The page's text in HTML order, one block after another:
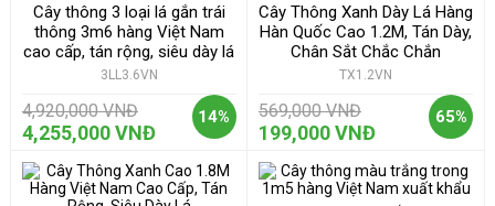
14%
Cây thông 3 loại lá gắn trái
thông 3m6 hàng Việt Nam
cao cấp, tán rộng, siêu dày lá
3LL3.6VN
4,920,000 VNĐ
4,255,000 VNĐ
65%
Cây Thông Xanh Dày Lá Hàng
Hàn Quốc Cao 1.2M, Tán Dày,
Chân Sắt Chắc Chắn
TX1.2VN
569,000 VNĐ
199,000 VNĐ